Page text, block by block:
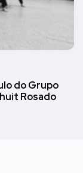
do Grupo
Rosado